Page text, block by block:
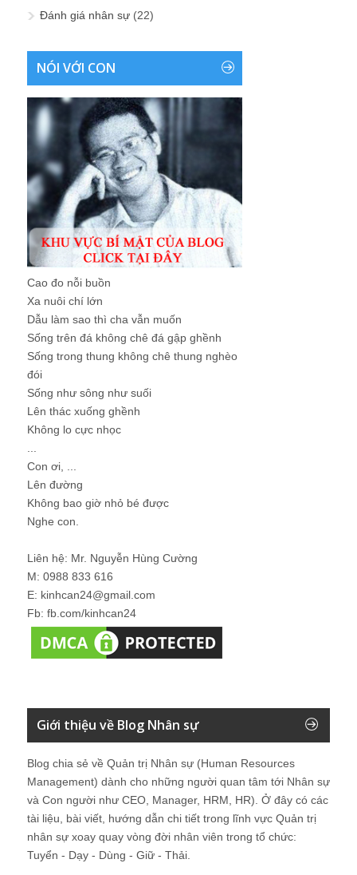
Đánh giá nhân sự (22)
NÓI VỚI CON
Cao đo nỗi buồn
Xa nuôi chí lớn
Dẫu làm sao thì cha vẫn muốn
Sống trên đá không chê đá gập ghềnh
Sống trong thung không chê thung nghèo
đói
Sống như sông như suối
Lên thác xuống ghềnh
Không lo cực nhọc
Con ơi, ...
Lên đường
Không bao giờ nhỏ bé được
Nghe con.
Liên hệ: Mr. Nguyễn Hùng Cường
M: 0988 833 616
E: kinhcan24@gmail.com
Fb: fb.com/kinhcan24
Giới thiệu về Blog Nhân sự
Blog chia sẻ về Quản trị Nhân sự (Human Resources
Management) dành cho những người quan tâm tới Nhân sự
và Con người như CEO, Manager, HRM, HR). Ở đây có các
tài liệu, bài viết, hướng dẫn chi tiết trong lĩnh vực Quản trị
nhân sự xoay quay vòng đời nhân viên trong tổ chức:
Tuyển - Dạy - Dùng - Giữ - Thải.